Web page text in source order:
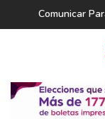
Comunicar